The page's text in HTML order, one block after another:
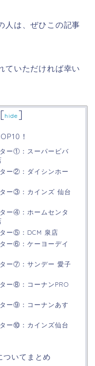
人は、ぜひこの記事
ていただければ幸い
[hide ]
！
ー①：スーパービバ
ー②：ダイシンホー
ー③：カインズ 仙台
ー④：ホームセンタ
ー⑤：DCM 泉店
ー⑥：ケーヨーデイ
ー⑦：サンデー 愛子
ー⑧：コーナンPRO
ー⑨：コーナンあす
ー⑩：カインズ仙台
ついてまとめ